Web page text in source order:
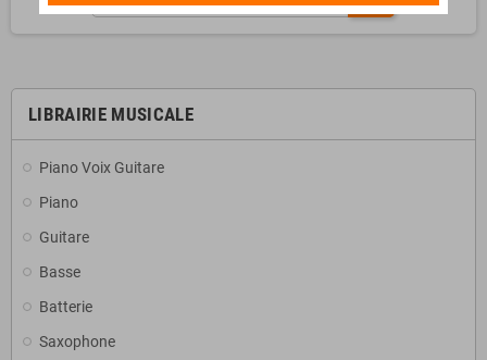
LIBRAIRIE MUSICALE
Piano Voix Guitare
Piano
Guitare
Basse
Batterie
Saxophone